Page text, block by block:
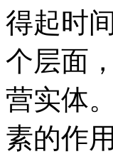
得起时
个层面
营实体
素的作